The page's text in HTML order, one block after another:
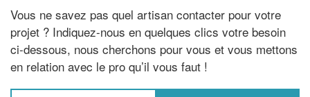
Vous ne savez pas quel artisan contacter pour votre
projet ? Indiquez-nous en quelques clics votre besoin
ci-dessous, nous cherchons pour vous et vous mettons
en relation avec le pro qu’il vous faut !